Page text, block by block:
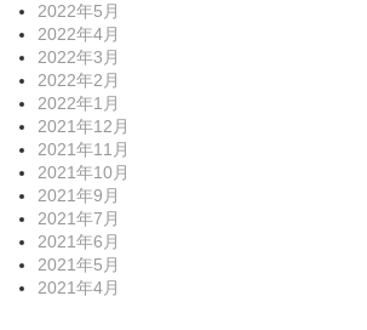
2022年5月
2022年4月
2022年3月
2022年2月
2022年1月
2021年12月
2021年11月
2021年10月
2021年9月
2021年7月
2021年6月
2021年5月
2021年4月